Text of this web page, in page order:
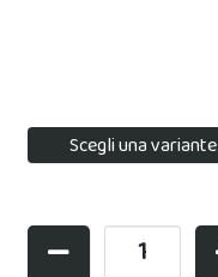
Scegli una variante